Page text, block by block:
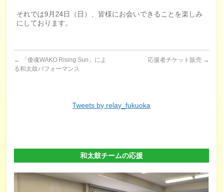
それでは9月24日（日）、皆様にお会いできることを楽しみ
にしております。
←
「倭魂WAKO Rising Sun」によ
る和太鼓パフォーマンス
応援者チケット販売 →
Tweets by relay_fukuoka
和太鼓チームの応援